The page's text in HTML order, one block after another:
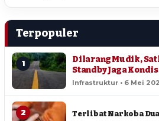
Terpopuler
1
Dilarang Mudik,
Standby Jaga
Infrastruktur • 6 Mei
2 Terlibat Narkoba